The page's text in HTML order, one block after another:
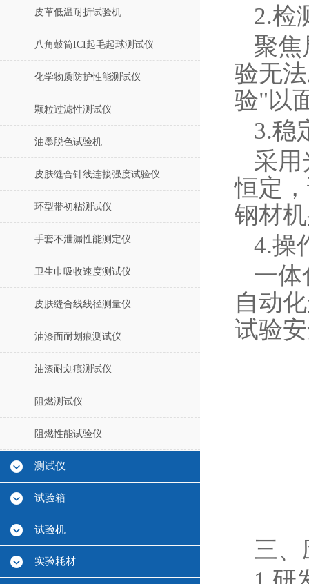
皮革低温耐折试验机
八角鼓筒ICI起毛起球测试仪
化学物质防护性能测试仪
颗粒过滤性测试仪
油墨脱色试验机
皮肤缝合针线连接强度试验仪
环型带初粘测试仪
手套不泄漏性能测定仪
卫生巾吸收速度测试仪
皮肤缝合线线径测量仪
油漆面耐划痕测试仪
油漆耐划痕测试仪
阻燃测试仪
阻燃性能试验仪
测试仪
试验箱
试验机
实验耗材
2.检
聚焦
验无
验"以
3.稳
采用
恒定
钢材
4.操
一体
自动
试验
三、